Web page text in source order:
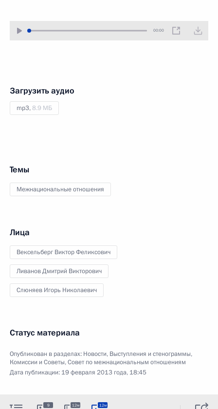
00:00
Загрузить аудио
mp3,8.9 МБ
Темы
Межнациональные отношения
Лица
Вексельберг Виктор Феликсович
Ливанов Дмитрий Викторович
Слюняев Игорь Николаевич
Статус материала
Опубликован в разделах: Новости, Выступления и стенограммы,
Комиссии и Советы,Совет по межнациональным отношениям
Дата публикации: 19 февраля 2013 года, 18:45
9 12м 12м